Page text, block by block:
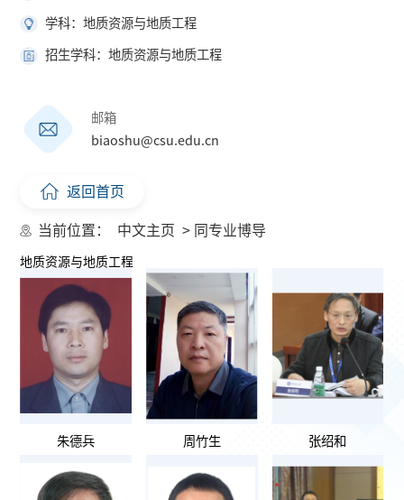
学科：地质资源与地质工程
招生学科：地质资源与地质工程
邮箱
biaoshu@csu.edu.cn
返回首页
当前位置： 中文主页 > 同专业博导
地质资源与地质工程
朱德兵 周竹生 张绍和